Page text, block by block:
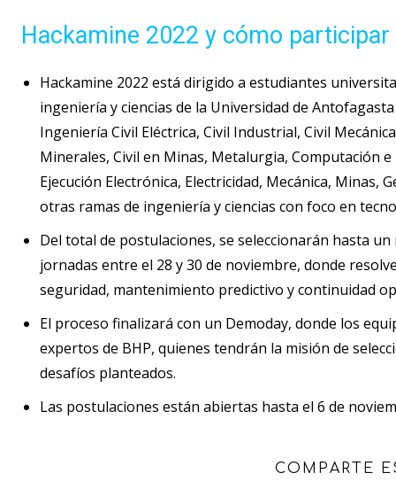
Hackamine 2022 y cómo participar
Hackamine 2022 está dirigido a estudiantes
ingeniería y ciencias de la Universidad de
Ingeniería Civil Eléctrica, Civil Industrial, Civil
Minerales, Civil en Minas, Metalurgia, Computación
Ejecución Electrónica, Electricidad, Mecánica, Minas,
otras ramas de ingeniería y ciencias con foco en
Del total de postulaciones, se seleccionarán hasta
jornadas entre el 28 y 30 de noviembre, donde
seguridad, mantenimiento predictivo y continuidad
El proceso finalizará con un Demoday, donde los
expertos de BHP, quienes tendrán la misión de
desafíos planteados.
Las postulaciones están abiertas hasta el 6 de
COMPARTE